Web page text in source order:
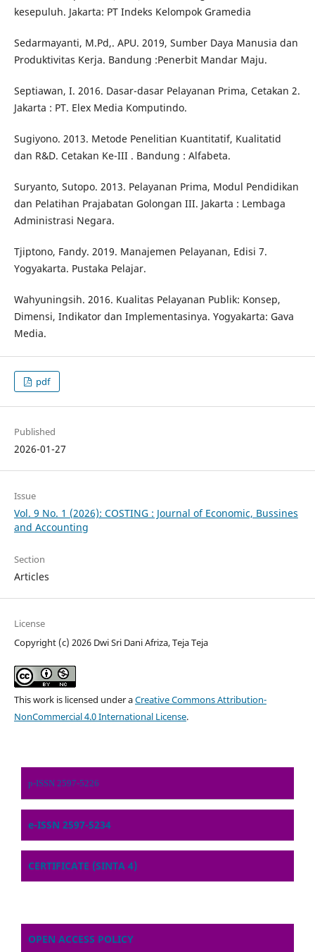
kesepuluh. Jakarta: PT Indeks Kelompok Gramedia
Sedarmayanti, M.Pd,. APU. 2019, Sumber Daya Manusia dan
Produktivitas Kerja. Bandung :Penerbit Mandar Maju.
Septiawan, I. 2016. Dasar-dasar Pelayanan Prima, Cetakan 2.
Jakarta : PT. Elex Media Komputindo.
Sugiyono. 2013. Metode Penelitian Kuantitatif, Kualitatid
dan R&D. Cetakan Ke-III . Bandung : Alfabeta.
Suryanto, Sutopo. 2013. Pelayanan Prima, Modul Pendidikan
dan Pelatihan Prajabatan Golongan III. Jakarta : Lembaga
Administrasi Negara.
Tjiptono, Fandy. 2019. Manajemen Pelayanan, Edisi 7.
Yogyakarta. Pustaka Pelajar.
Wahyuningsih. 2016. Kualitas Pelayanan Publik: Konsep,
Dimensi, Indikator dan Implementasinya. Yogyakarta: Gava
Media.
pdf
Published
2026-01-27
Issue
Vol. 9 No. 1 (2026): COSTING : Journal of Economic, Bussines
and Accounting
Section
Articles
License
Copyright (c) 2026 Dwi Sri Dani Afriza, Teja Teja
This work is licensed under aCreative Commons Attribution-
NonCommercial 4.0 International License.
p-ISSN 2597-5226
e-ISSN 2597-5234
CERTIFICATE (SINTA 4)
OPEN ACCESS POLICY